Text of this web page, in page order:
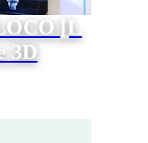
[L
3D